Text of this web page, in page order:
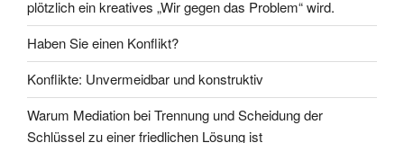
plötzlich ein kreatives „Wir gegen das Problem“ wird.
Haben Sie einen Konflikt?
Konflikte: Unvermeidbar und konstruktiv
Warum Mediation bei Trennung und Scheidung der
Schlüssel zu einer friedlichen Lösung ist